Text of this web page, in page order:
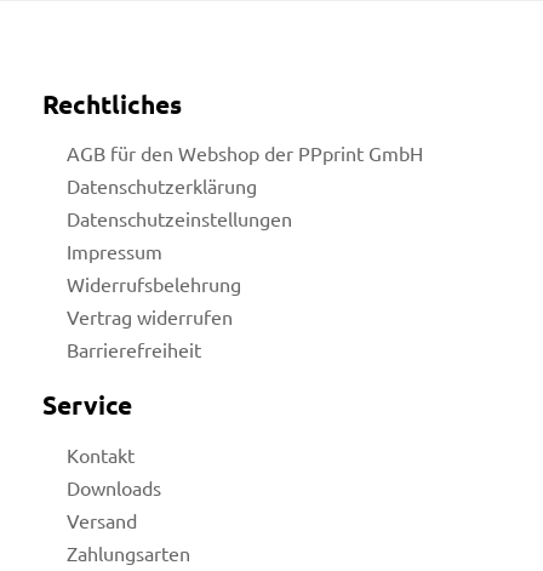
Rechtliches
AGB für den Webshop der PPprint GmbH
Datenschutzerklärung
Datenschutzeinstellungen
Impressum
Widerrufsbelehrung
Vertrag widerrufen
Barrierefreiheit
Service
Kontakt
Downloads
Versand
Zahlungsarten